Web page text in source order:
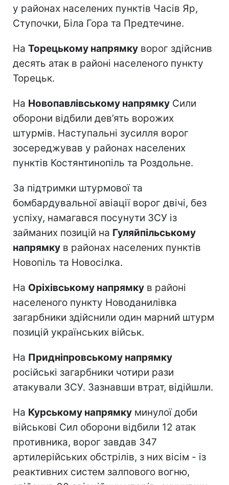
у районах населених пунктів Часів Яр,
Ступочки, Біла Гора та Предтечине.
На Торецькому напрямку ворог здійснив
десять атак в районі населеного пункту
Торецьк.
На Новопавлівському напрямку Сили
оборони відбили дев’ять ворожих
штурмів. Наступальні зусилля ворог
зосереджував у районах населених
пунктів Костянтинопіль та Роздольне.
За підтримки штурмової та
бомбардувальної авіації ворог двічі, без
успіху, намагався посунути ЗСУ із
займаних позицій на Гуляйпільському
напрямку в районах населених пунктів
Новопіль та Новосілка.
На Оріхівському напрямку в районі
населеного пункту Новоданилівка
загарбники здійснили один марний штурм
позицій українських військ.
На Придніпровському напрямку
російські загарбники чотири рази
атакували ЗСУ. Зазнавши втрат, відійшли.
На Курському напрямку минулої доби
військові Сил оборони відбили 12 атак
противника, ворог завдав 347
артилерійських обстрілів, з них вісім - із
реактивних систем залпового вогню,